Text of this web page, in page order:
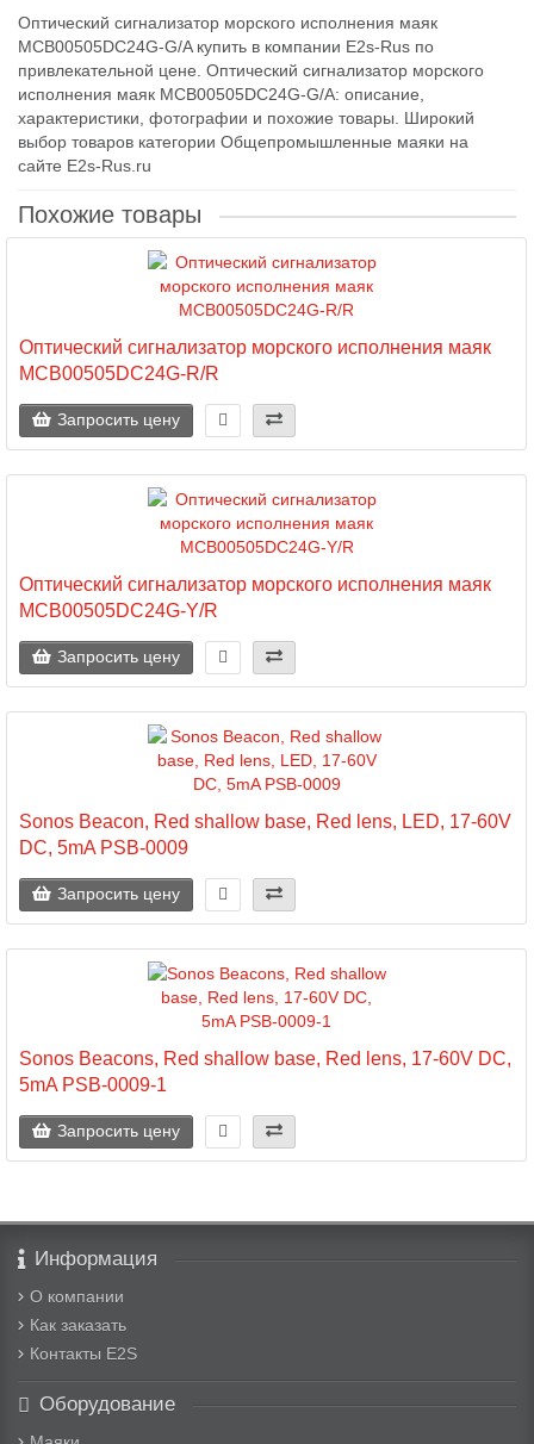
Оптический сигнализатор морского исполнения маяк
MCB00505DC24G-G/A купить в компании E2s-Rus по
привлекательной цене. Оптический сигнализатор морского
исполнения маяк MCB00505DC24G-G/A: описание,
характеристики, фотографии и похожие товары. Широкий
выбор товаров категории Общепромышленные маяки на
сайте E2s-Rus.ru
Похожие товары
Оптический сигнализатор морского исполнения маяк
MCB00505DC24G-R/R
Запросить цену
Оптический сигнализатор морского исполнения маяк
MCB00505DC24G-Y/R
Запросить цену
Sonos Beacon, Red shallow base, Red lens, LED, 17-60V
DC, 5mA PSB-0009
Запросить цену
Sonos Beacons, Red shallow base, Red lens, 17-60V DC,
5mA PSB-0009-1
Запросить цену
Информация
О компании
Как заказать
Контакты E2S
Оборудование